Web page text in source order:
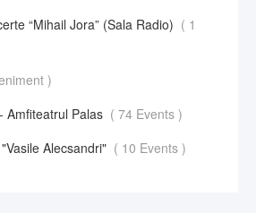
“Mihail Jora” (Sala Radio) ( 1
)
Amfiteatrul Palas ( 74 Events )
Alecsandri" ( 10 Events )